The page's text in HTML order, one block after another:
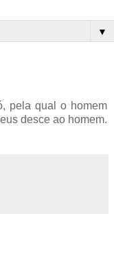
▼
pela qual o homem
desce ao homem.